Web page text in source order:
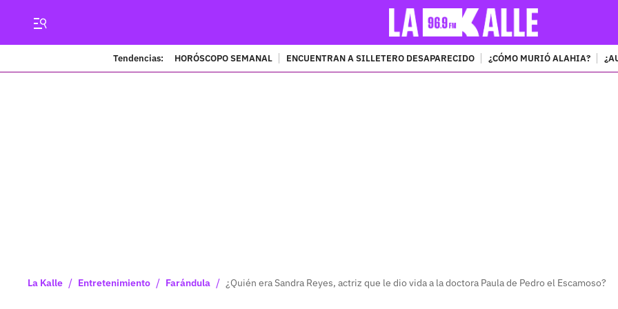
Tendencias: HORÓSCOPO SEMANAL ENCUENTRAN A SILLETERO DESAPARECIDO ¿CÓMO MURIÓ ALAHIA?
La Kalle / Entretenimiento / Farándula / ¿Quién era Sandra Reyes, actriz que le dio vida a la doctora Paula de Pedro el Escamoso?